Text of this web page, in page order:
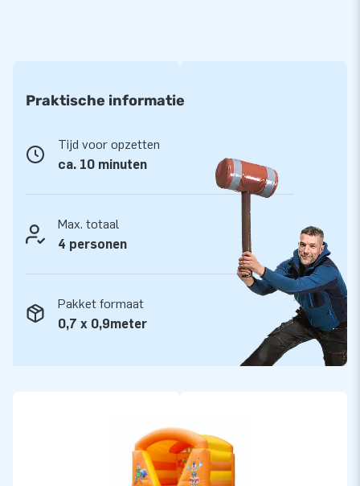
van onze professionele service en levering. Zij noemen ons
Praktische informatie
Tijd voor opzetten
ca. 10 minuten
Max. totaal
4 personen
Pakket formaat
0,7 x 0,9meter